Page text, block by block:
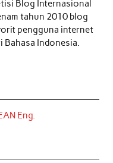
Blog Internasional
tahun 2010 blog
pengguna internet
Indonesia.
Eng.